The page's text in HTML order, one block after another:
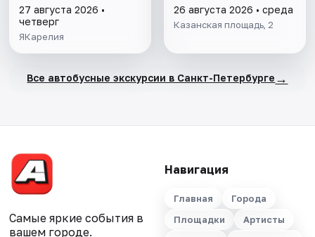
27 августа 2026 •
четверг
ЯКарелия
26 августа 2026 • среда
Казанская площадь, 2
Все автобусные экскурсии в Санкт-Петербурге →
Самые яркие события в
вашем городе.
Навигация
Главная
Города
Площадки
Артисты